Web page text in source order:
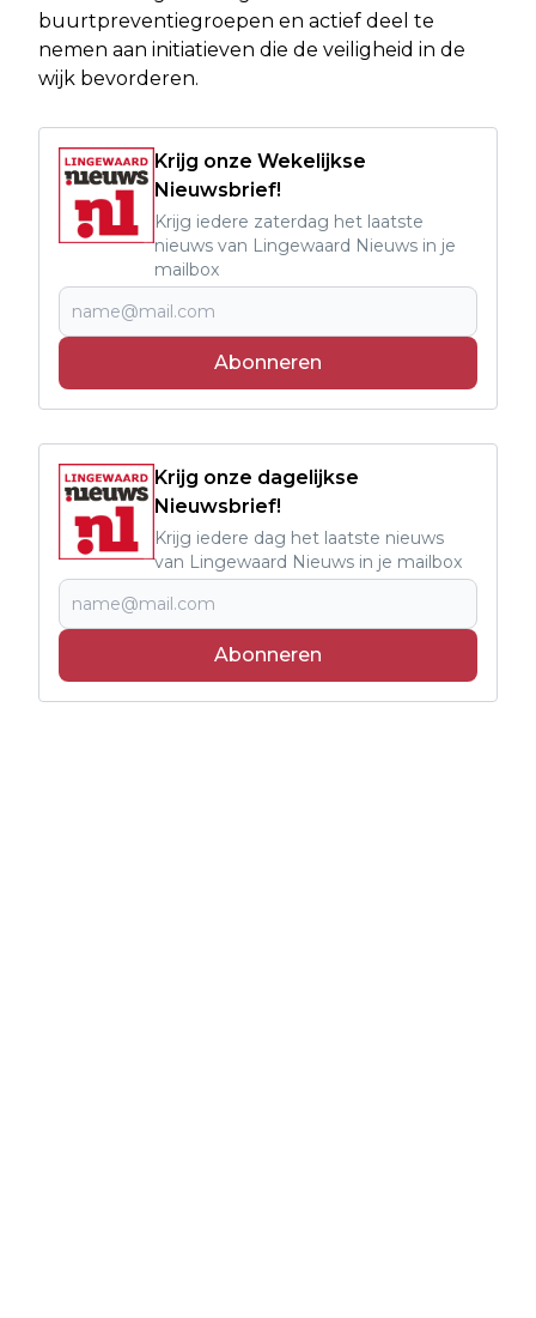
buurtpreventiegroepen en actief deel te
nemen aan initiatieven die de veiligheid in de
wijk bevorderen.
Krijg onze Wekelijkse
Nieuwsbrief!
Krijg iedere zaterdag het laatste
nieuws van Lingewaard Nieuws in je
mailbox
Abonneren
Krijg onze dagelijkse
Nieuwsbrief!
Krijg iedere dag het laatste nieuws
van Lingewaard Nieuws in je mailbox
Abonneren